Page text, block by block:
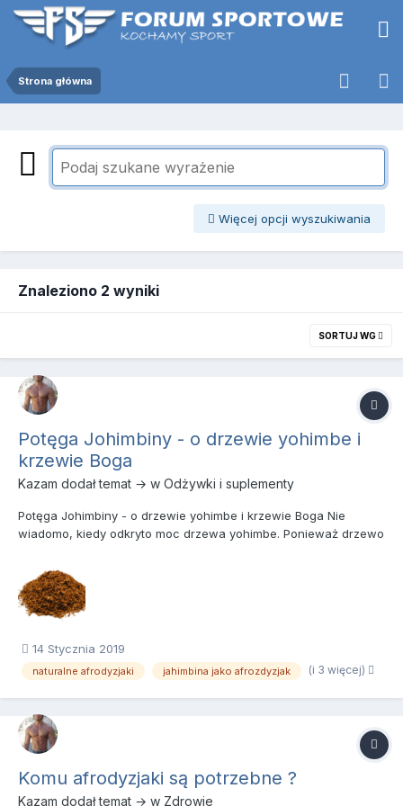
Strona główna
Więcej opcji wyszukiwania
Znaleziono 2 wyniki
SORTUJ WG
Potęga Johimbiny - o drzewie yohimbe i
krzewie Boga
Kazam dodał temat → w Odżywki i suplementy
Potęga Johimbiny - o drzewie yohimbe i krzewie Boga Nie
wiadomo, kiedy odkryto moc drzewa yohimbe. Ponieważ drzewo
więc na pewno znali je Pigmeje i Buszmeni. Ale znała je także
ludność mówiąca językiem bantu. Członkowie plemienia zaż...
14 Stycznia 2019
naturalne afrodyzjaki jahimbina jako afrozdyzjak (i 3 więcej)
Komu afrodyzjaki są potrzebne ?
Kazam dodał temat → w Zdrowie